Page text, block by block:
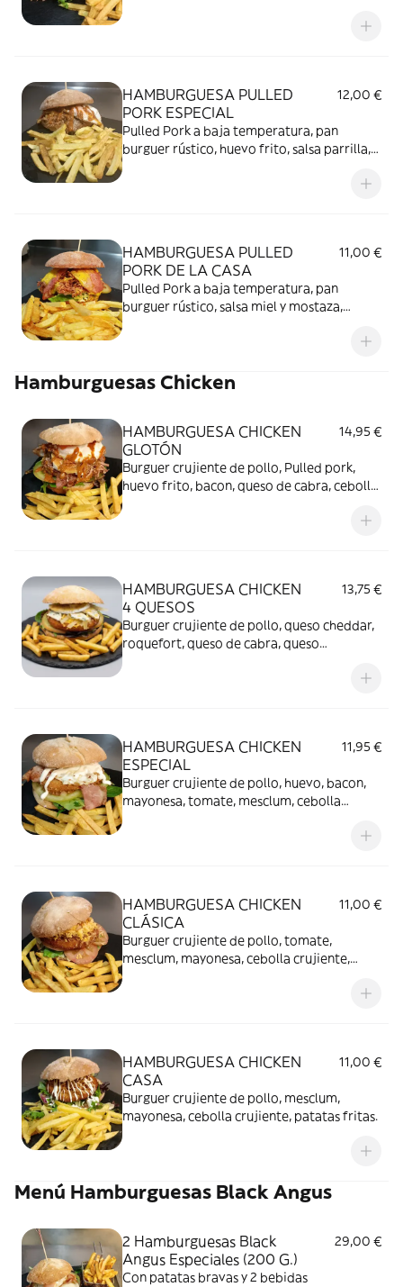
HAMBURGUESA PULLED
PORK ESPECIAL
12,00 €
Pulled Pork a baja temperatura, pan
burguer rústico, huevo frito, salsa parrilla,
HAMBURGUESA PULLED
PORK DE LA CASA
11,00 €
Pulled Pork a baja temperatura, pan
burguer rústico, salsa miel y mostaza,
Hamburguesas Chicken
HAMBURGUESA CHICKEN
GLOTÓN
14,95 €
Burguer crujiente de pollo, Pulled pork,
huevo frito, bacon, queso de cabra, cebolla
HAMBURGUESA CHICKEN
4 QUESOS
13,75 €
Burguer crujiente de pollo, queso cheddar,
roquefort, queso de cabra, queso
HAMBURGUESA CHICKEN
ESPECIAL
11,95 €
Burguer crujiente de pollo, huevo, bacon,
mayonesa, tomate, mesclum, cebolla
HAMBURGUESA CHICKEN
CLÁSICA
11,00 €
Burguer crujiente de pollo, tomate,
mesclum, mayonesa, cebolla crujiente,
HAMBURGUESA CHICKEN
CASA
11,00 €
Burguer crujiente de pollo, mesclum,
mayonesa, cebolla crujiente, patatas fritas.
Menú Hamburguesas Black Angus
2 Hamburguesas Black
Angus Especiales (200 G.)
29,00 €
Con patatas bravas y 2 bebidas